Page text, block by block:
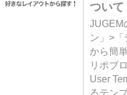
ついて
JUGEM
ン」>
から簡
リポブ
User
るテン